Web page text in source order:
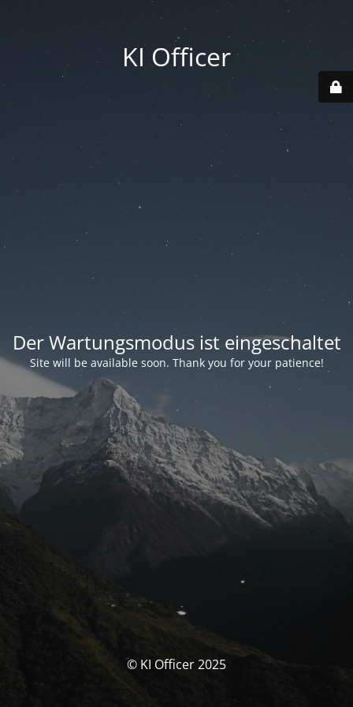
KI Officer
Der Wartungsmodus ist eingeschaltet
Site will be available soon. Thank you for your patience!
© KI Officer 2025